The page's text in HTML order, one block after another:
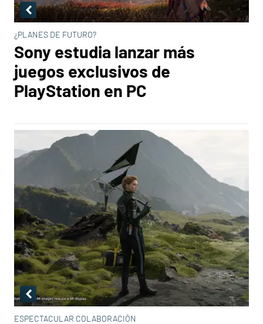
¿PLANES DE FUTURO?
Sony estudia lanzar más
juegos exclusivos de
PlayStation en PC
ESPECTACULAR COLABORACIÓN